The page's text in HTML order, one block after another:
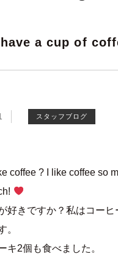
a cup of
スタッフブログ
coffee ? I like coffee so
好きですか？私はコー
。
キ2個も食べました。